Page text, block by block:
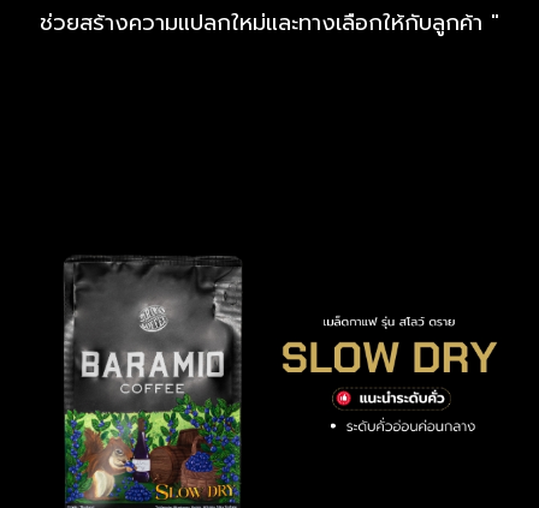
ช่วยสร้างความแปลกใหม่และทางเลือกให้กับลูกค้า "